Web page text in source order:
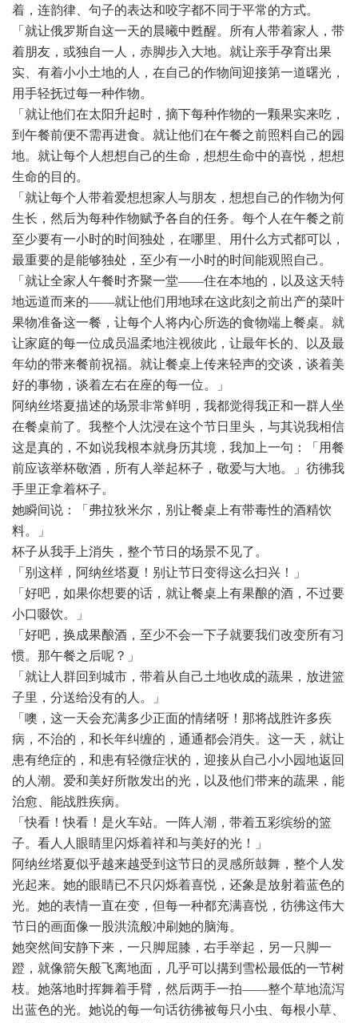
着，连韵律、句子的表达和咬字都不同于平常的方式。
「就让俄罗斯自这一天的晨曦中甦醒。所有人带着家人，带
着朋友，或独自一人，赤脚步入大地。就让亲手孕育出果
实、有着小小土地的人，在自己的作物间迎接第一道曙光，
用手轻抚过每一种作物。
「就让他们在太阳升起时，摘下每种作物的一颗果实来吃，
到午餐前便不需再进食。就让他们在午餐之前照料自己的园
地。就让每个人想想自己的生命，想想生命中的喜悦，想想
生命的目的。
「就让每个人带着爱想想家人与朋友，想想自己的作物为何
生长，然后为每种作物赋予各自的任务。每个人在午餐之前
至少要有一小时的时间独处，在哪里、用什么方式都可以，
最重要的是能够独处，至少有一小时的时间能观照自己。
「就让全家人午餐时齐聚一堂——住在本地的，以及这天特
地远道而来的——就让他们用地球在这此刻之前出产的菜叶
果物准备这一餐，让每个人将内心所选的食物端上餐桌。就
让家庭的每一位成员温柔地注视彼此，让最年长的、以及最
年幼的带来餐前祝福。就让餐桌上传来轻声的交谈，谈着美
好的事物，谈着左右在座的每一位。」
阿纳丝塔夏描述的场景非常鲜明，我都觉得我正和一群人坐
在餐桌前了。我整个人沈浸在这个节日里头，与其说我相信
这是真的，不如说我根本就身历其境，我加上一句：「用餐
前应该举杯敬酒，所有人举起杯子，敬爱与大地。」彷彿我
手里正拿着杯子。
她瞬间说：「弗拉狄米尔，别让餐桌上有带毒性的酒精饮
料。」
杯子从我手上消失，整个节日的场景不见了。
「别这样，阿纳丝塔夏！别让节日变得这么扫兴！」
「好吧，如果你想要的话，就让餐桌上有果酿的酒，不过要
小口啜饮。」
「好吧，换成果酿酒，至少不会一下子就要我们改变所有习
惯。那午餐之后呢？」
「就让人群回到城市，带着从自己土地收成的蔬果，放进篮
子里，分送给没有的人。」
「噢，这一天会充满多少正面的情绪呀！那将战胜许多疾
病，不治的，和长年纠缠的，通通都会消失。这一天，就让
患有绝症的，和患有轻微症状的，迎接从自己小小园地返回
的人潮。爱和美好所散发出的光，以及他们带来的蔬果，能
治愈、能战胜疾病。
「快看！快看！是火车站。一阵人潮，带着五彩缤纷的篮
子。看人人眼睛里闪烁着祥和与美好的光！」
阿纳丝塔夏似乎越来越受到这节日的灵感所鼓舞，整个人发
光起来。她的眼睛已不只闪烁着喜悦，还象是放射着蓝色的
光。她的表情一直在变，但每一种都充满喜悦，彷彿这伟大
节日的画面像一股洪流般冲刷她的脑海。
她突然间安静下来，一只脚屈膝，右手举起，另一只脚一
蹬，就像箭矢般飞离地面，几乎可以搆到雪松最低的一节树
枝。她落地时挥舞着手臂，然后两手一拍——整个草地流泻
出蓝色的光。她说的每一句话彷彿被每只小虫、每根小草、